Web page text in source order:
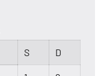
S D